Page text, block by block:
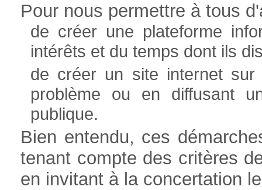
Pour nous permettre à tous
de créer une plateforme
intérêts et du temps dont ils
de créer un site internet sur
problème ou en diffusant
publique.
Bien entendu, ces
tenant compte des critères
en invitant à la concertation